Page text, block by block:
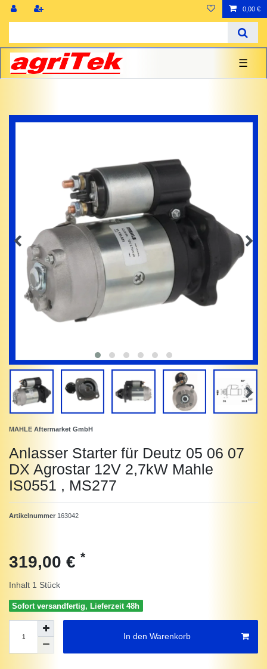
0,00 €
☰
MAHLE Aftermarket GmbH
Anlasser Starter für Deutz 05 06 07
DX Agrostar 12V 2,7kW Mahle
IS0551 , MS277
Artikelnummer 163042
319,00 € *
Inhalt 1 Stück
Sofort versandfertig, Lieferzeit 48h
In den Warenkorb